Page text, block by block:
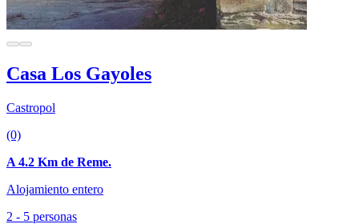
Casa Los Gayoles
Castropol
(0)
A 4.2 Km de Reme.
Alojamiento entero
2 - 5 personas